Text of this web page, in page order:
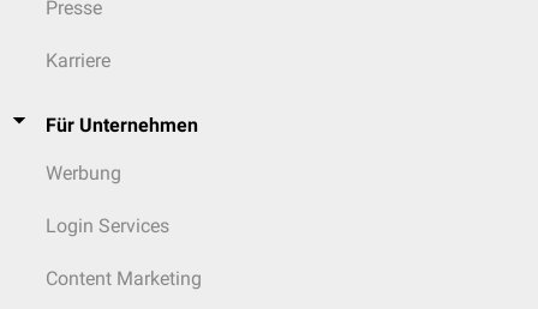
Presse
Karriere
Für Unternehmen
Werbung
Login Services
Content Marketing